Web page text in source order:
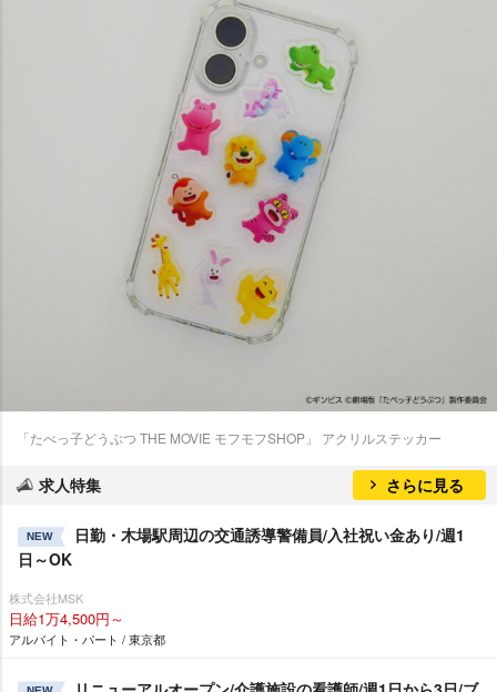
「たべっ子どうぶつ THE MOVIE モフモフSHOP」 アクリルステッカー
求人特集 さらに見る
NEW
日勤・木場駅周辺の交通誘導警備員/入社祝い金あり/週1
日～OK
株式会社MSK
日給1万4,500円～
アルバイト・パート / 東京都